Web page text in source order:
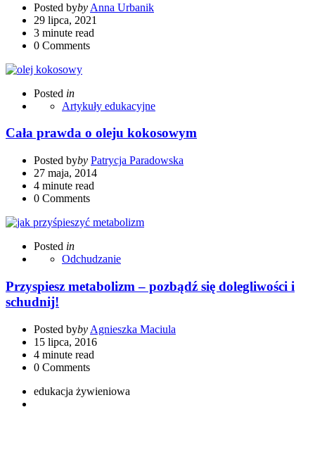
Posted byby Anna Urbanik
29 lipca, 2021
3 minute read
0 Comments
Posted in
Artykuły edukacyjne
Cała prawda o oleju kokosowym
Posted byby Patrycja Paradowska
27 maja, 2014
4 minute read
0 Comments
Posted in
Odchudzanie
Przyspiesz metabolizm – pozbądź się dolegliwości i
schudnij!
Posted byby Agnieszka Maciula
15 lipca, 2016
4 minute read
0 Comments
edukacja żywieniowa